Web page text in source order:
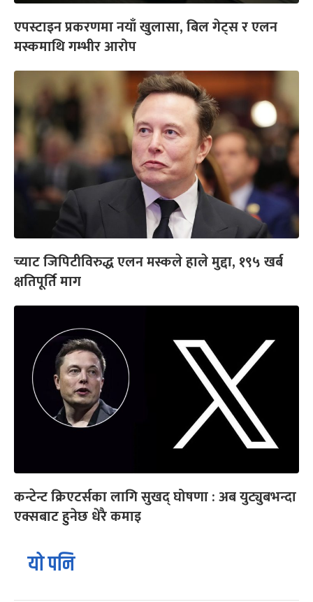
एपस्टाइन प्रकरणमा नयाँ खुलासा, बिल गेट्स र एलन
मस्कमाथि गम्भीर आरोप
च्याट जिपिटीविरुद्ध एलन मस्कले हाले मुद्दा, १९५ खर्ब
क्षतिपूर्ति माग
कन्टेन्ट क्रिएटर्सका लागि सुखद् घोषणा : अब युट्युबभन्दा
एक्सबाट हुनेछ धेरै कमाइ
यो पनि